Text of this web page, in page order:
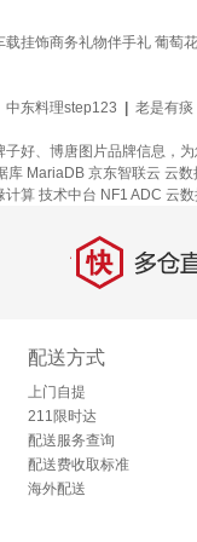
挂饰商务礼物伴手礼 葡萄
中东料理step123 老是有痰
好、博唐图片品牌信息，
库 MariaDB 京东智联云 云数
计算 技术中台 NF1 ADC 云
快 多仓直
配送方式
上门自提
211限时达
配送服务查询
配送费收取标准
海外配送